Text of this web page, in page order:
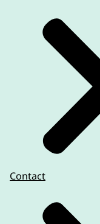
Contact